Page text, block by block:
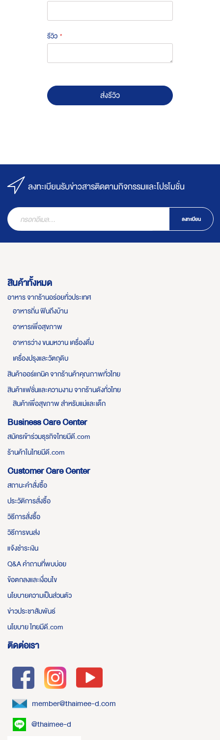
รีวิว
ส่งรีวิว
ลงทะเบียนรับข่าวสารติดตามกิจกรรมและโปรโมชั่น
ลงทะเบียน
สินค้าทั้งหมด
อาหาร จากร้านอร่อยทั่วประเทศ
อาหารถิ่น ฟินถึงบ้าน
อาหารเพื่อสุขภาพ
อาหารว่าง ขนมหวาน เครื่องดื่ม
เครื่องปรุงและวัตถุดิบ
สินค้าออร์แกนิค จากร้านค้าคุณภาพทั่วไทย
สินค้าแฟชั่นและความงาม จากร้านดังทั่วไทย
สินค้าเพื่อสุขภาพ สำหรับแม่และเด็ก
Business Care Center
สมัครเข้าร่วมธุรกิจไทยมีดี.com
ร้านค้าในไทยมีดี.com
Customer Care Center
สถานะคำสั่งซื้อ
ประวัติการสั่งซื้อ
วิธีการสั่งซื้อ
วิธีการขนส่ง
แจ้งชำระเงิน
Q&A คำถามที่พบบ่อย
ข้อตกลงและเงื่อนไข
นโยบายความเป็นส่วนตัว
ข่าวประชาสัมพันธ์
นโยบาย ไทยมีดี.com
ติดต่อเรา
member@thaimee-d.com
@thaimee-d